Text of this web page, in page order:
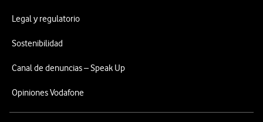
Legal y regulatorio
Sostenibilidad
Canal de denuncias – Speak Up
Opiniones Vodafone